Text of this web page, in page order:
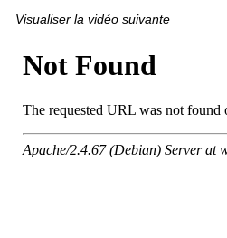
Visualiser la vidéo suivante